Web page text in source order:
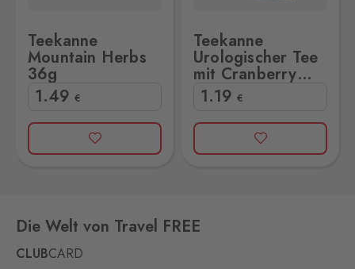
Teekanne
Mountain Herbs
36g
1.49 €
Teekanne
Urologischer Tee
mit Cranberry
20g
1.19 €
Die Welt von Travel FREE
CLUBCARD